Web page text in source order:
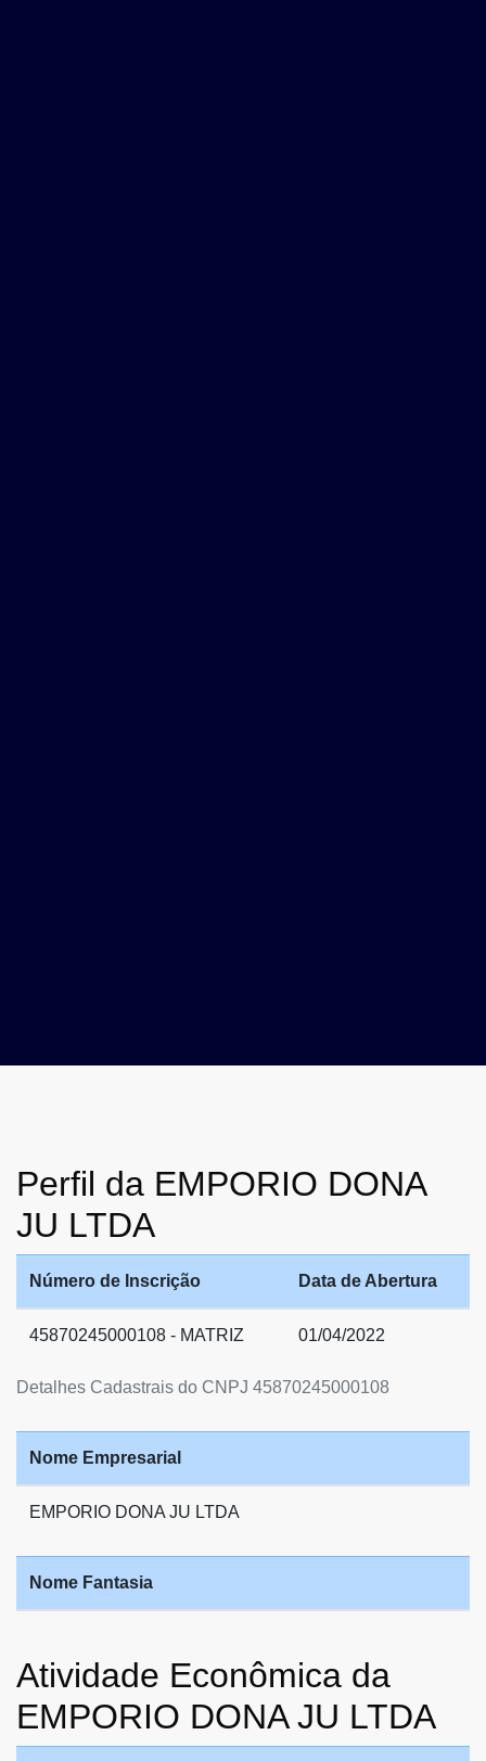
Perfil da EMPORIO DONA
JU LTDA
Detalhes Cadastrais do CNPJ 45870245000108
Número de Inscrição Data de Abertura
45870245000108 - MATRIZ 01/04/2022
Nome Empresarial
EMPORIO DONA JU LTDA
Nome Fantasia
Atividade Econômica da
EMPORIO DONA JU LTDA